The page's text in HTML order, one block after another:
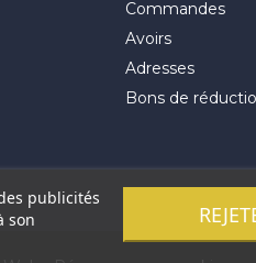
Commandes
Avoirs
Adresses
Bons de
publicités
son